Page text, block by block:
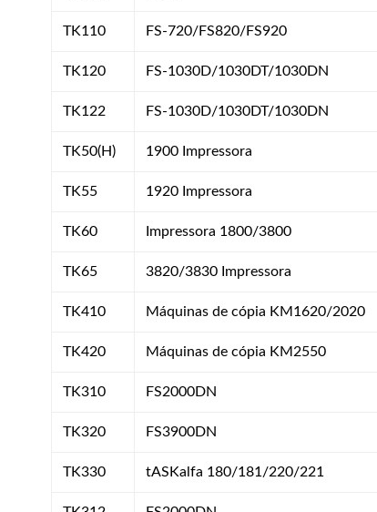
TK110 FS-720/FS820/FS920
TK120 FS-1030D/1030DT/1030DN
TK122 FS-1030D/1030DT/1030DN
TK50(H) 1900 Impressora
TK55 1920 Impressora
TK60 Impressora 1800/3800
TK65 3820/3830 Impressora
TK410 Máquinas de cópia KM1620/2020
TK420 Máquinas de cópia KM2550
TK310 FS2000DN
TK320 FS3900DN
TK330 tASKalfa 180/181/220/221